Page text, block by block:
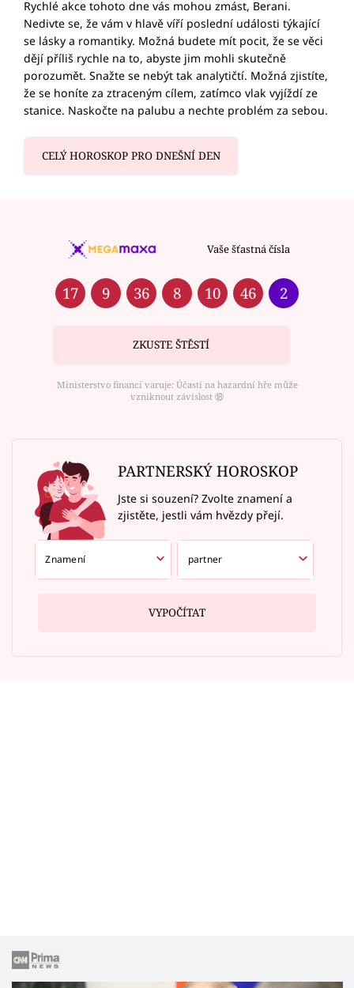
Rychlé akce tohoto dne vás mohou zmást, Berani.
Nedivte se, že vám v hlavě víří poslední události týkající
se lásky a romantiky. Možná budete mít pocit, že se věci
dějí příliš rychle na to, abyste jim mohli skutečně
porozumět. Snažte se nebýt tak analytičtí. Možná zjistíte,
že se honíte za ztraceným cílem, zatímco vlak vyjíždí ze
stanice. Naskočte na palubu a nechte problém za sebou.
CELÝ HOROSKOP PRO DNEŠNÍ DEN
Vaše šťastná čísla
17 9 36 8 10 46 2
ZKUSTE ŠTĚSTÍ
Ministerstvo financí varuje: Účastí na hazardní hře může
vzniknout závislost ⑱
PARTNERSKÝ HOROSKOP
Jste si souzení? Zvolte znamení a
zjistěte, jestli vám hvězdy přejí.
VYPOČÍTAT